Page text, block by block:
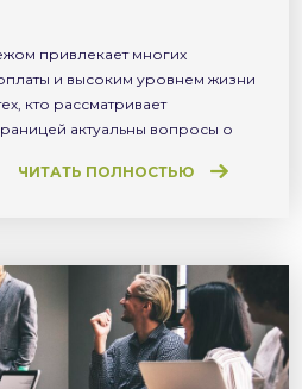
привлекает многих
и высоким уровнем жизни
кто рассматривает
актуальны вопросы о
агентствами? Давайте
ЧИТАТЬ ПОЛНОСТЬЮ